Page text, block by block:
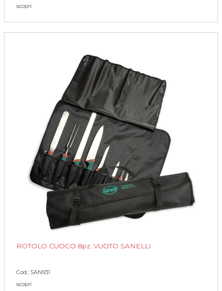
scopri
ROTOLO CUOCO 8pz. VUOTO SANELLI
Cod.: SAN931
scopri